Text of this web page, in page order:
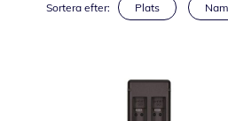
Sortera efter: Plats